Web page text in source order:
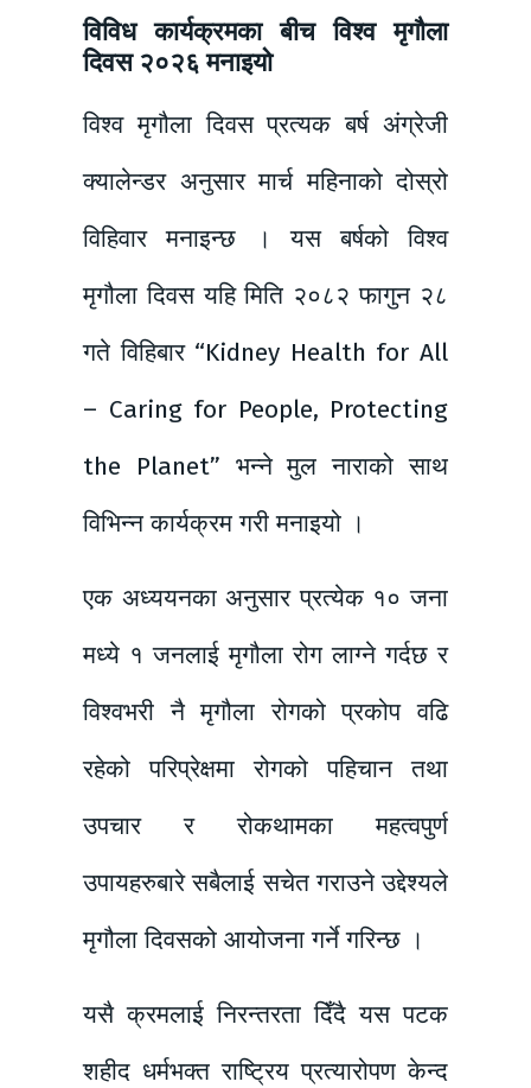
विविध कार्यक्रमका बीच विश्व मृगौला
दिवस २०२६ मनाइयो
विश्व मृगौला दिवस प्रत्यक बर्ष अंग्रेजी
क्यालेन्डर अनुसार मार्च महिनाको दोस्रो
विहिवार मनाइन्छ । यस बर्षको विश्व
मृगौला दिवस यहि मिति २०८२ फागुन २८
गते विहिबार “Kidney Health for All
– Caring for People, Protecting
the Planet” भन्ने मुल नाराको साथ
विभिन्न कार्यक्रम गरी मनाइयो ।
एक अध्ययनका अनुसार प्रत्येक १० जना
मध्ये १ जनलाई मृगौला रोग लाग्ने गर्दछ र
विश्वभरी नै मृगौला रोगको प्रकोप वढि
रहेको परिप्रेक्षमा रोगको पहिचान तथा
उपचार र रोकथामका महत्वपुर्ण
उपायहरुबारे सबैलाई सचेत गराउने उद्देश्यले
मृगौला दिवसको आयोजना गर्ने गरिन्छ ।
यसै क्रमलाई निरन्तरता दिँदै यस पटक
शहीद धर्मभक्त राष्ट्रिय प्रत्यारोपण केन्द